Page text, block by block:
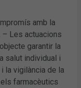
amb la
– Les actuacions
garantir la
salut individual i
la vigilància de la
farmacèutics